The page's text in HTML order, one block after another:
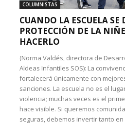
COLUMNISTAS
CUANDO LA ESCUELA SE
PROTECCIÓN DE LA
HACERLO
(Norma Valdés, directora de
Aldeas Infantiles SOS): La
fortalecerá únicamente con
sanciones. La escuela no es el
violencia; muchas veces es el
hace visible. Si queremos
seguras, debemos invertir tanto